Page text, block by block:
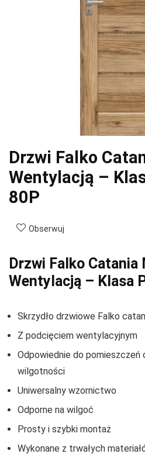
Drzwi Falko
Wentylacją –
80P
Obserwuj
Drzwi Falko Catania
Wentylacją – Klasa
Skrzydło drzwiowe Falko
Z podcięciem wentylacyjnym
Odpowiednie do pomieszczeń
wilgotności
Uniwersalny wzornictwo
Odporne na wilgoć
Prosty i szybki montaż
Wykonane z trwałych